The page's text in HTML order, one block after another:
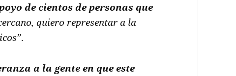
de cientos de personas que
quiero representar a la
.
a la gente en que este